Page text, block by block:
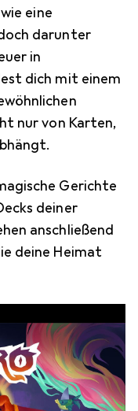
eine
darunter
in
dich mit einem
nur von Karten,
Gerichte
deiner
anschließend
deine Heimat